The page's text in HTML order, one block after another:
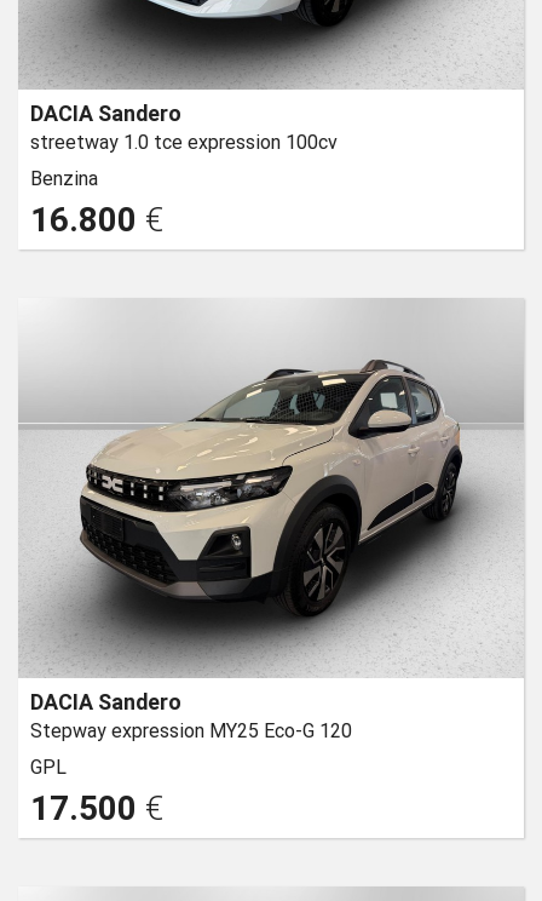
DACIA Sandero
streetway 1.0 tce expression 100cv
Benzina
16.800 €
DACIA Sandero
Stepway expression MY25 Eco-G 120
GPL
17.500 €